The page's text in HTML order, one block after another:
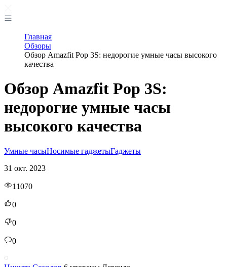
Главная
Обзоры
Обзор Amazfit Pop 3S: недорогие умные часы высокого
качества
Обзор Amazfit Pop 3S:
недорогие умные часы
высокого качества
Умные часыНосимые гаджетыГаджеты
31 окт. 2023
11070
0
0
0